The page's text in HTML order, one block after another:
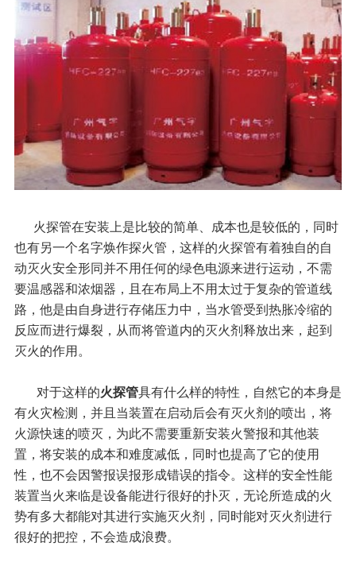
火探管在安装上是比较的简单、成本也是较低的，同时
也有另一个名字焕作探火管，这样的火探管有着独自的自
动灭火安全形同并不用任何的绿色电源来进行运动，不需
要温感器和浓烟器，且在布局上不用太过于复杂的管道线
路，他是由自身进行存储压力中，当水管受到热胀冷缩的
反应而进行爆裂，从而将管道内的灭火剂释放出来，起到
灭火的作用。
对于这样的火探管具有什么样的特性，自然它的本身是
有火灾检测，并且当装置在启动后会有灭火剂的喷出，将
火源快速的喷灭，为此不需要重新安装火警报和其他装
置，将安装的成本和难度减低，同时也提高了它的使用
性，也不会因警报误报形成错误的指令。这样的安全性能
装置当火来临是设备能进行很好的扑灭，无论所造成的火
势有多大都能对其进行实施灭火剂，同时能对灭火剂进行
很好的把控，不会造成浪费。